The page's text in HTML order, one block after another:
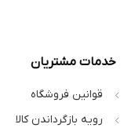
خدمات مشتریان
قوانین فروشگاه
رویه بازگرداندن کالا